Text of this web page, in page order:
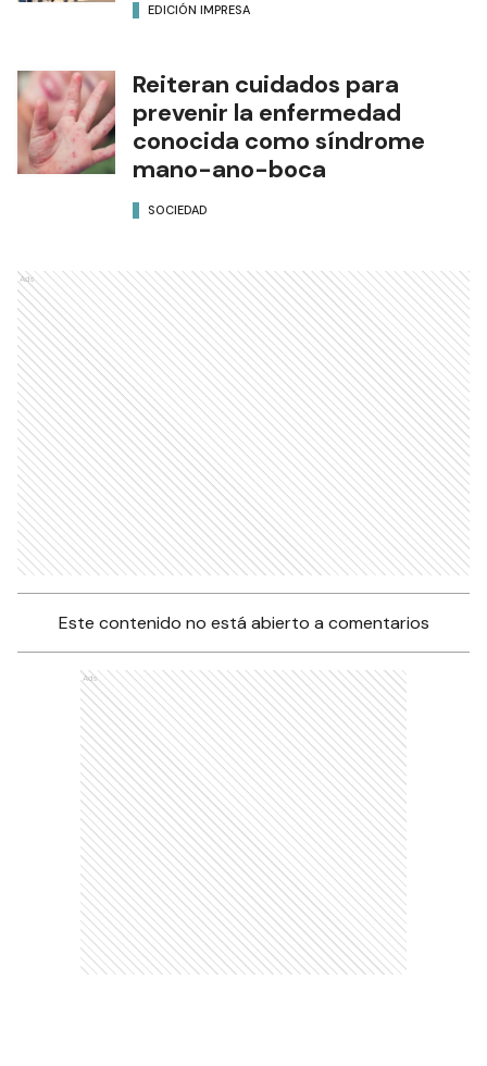
EDICIÓN IMPRESA
Reiteran cuidados para
prevenir la enfermedad
conocida como síndrome
mano-ano-boca
SOCIEDAD
Ads
Este contenido no está abierto a comentarios
Ads